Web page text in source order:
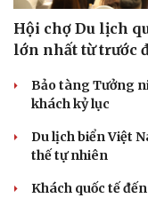
Dinh dưỡng - món
Cây thuốc
Sản phụ khoa
Nam khoa
Làm đẹp - giảm cân
Ăn sạch sống khỏe
Hội chợ Du lịch
lớn nhất từ trước
Bảo tàng Tưởng
khách kỷ lục
Du lịch biển Việt
thế tự nhiên
Khách quốc tế